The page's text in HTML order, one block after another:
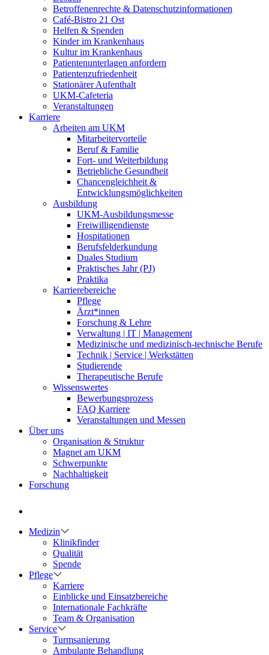
Betroffenenrechte & Datenschutzinformationen
Café-Bistro 21 Ost
Helfen & Spenden
Kinder im Krankenhaus
Kultur im Krankenhaus
Patientenunterlagen anfordern
Patientenzufriedenheit
Stationärer Aufenthalt
UKM-Cafeteria
Veranstaltungen
Karriere
Arbeiten am UKM
Mitarbeitervorteile
Beruf & Familie
Fort- und Weiterbildung
Betriebliche Gesundheit
Chancengleichheit &
Entwicklungsmöglichkeiten
Ausbildung
UKM-Ausbildungsmesse
Freiwilligendienste
Hospitationen
Berufsfelderkundung
Duales Studium
Praktisches Jahr (PJ)
Praktika
Karrierebereiche
Pflege
Ärzt*innen
Forschung & Lehre
Verwaltung | IT | Management
Medizinische und medizinisch-technische Berufe
Technik | Service | Werkstätten
Studierende
Therapeutische Berufe
Wissenswertes
Bewerbungsprozess
FAQ Karriere
Veranstaltungen und Messen
Über uns
Organisation & Struktur
Magnet am UKM
Schwerpunkte
Nachhaltigkeit
Forschung
Medizin
Klinikfinder
Qualität
Spende
Pflege
Karriere
Einblicke und Einsatzbereiche
Internationale Fachkräfte
Team & Organisation
Service
Turmsanierung
Ambulante Behandlung